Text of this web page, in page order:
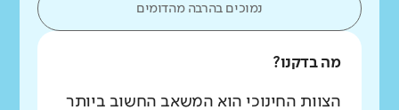
נמוכים בהרבה מהדומים
מה בדקנו?
הצוות החינוכי הוא המשאב החשוב ביותר